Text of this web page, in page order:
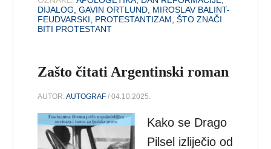
DIJALOG ,GAVIN ORTLUND MIROSLAV BALINT-
FEUDVARSKI
PROTESTANTIZAM ,ŠTO ZNAČI
BITI PROTESTANT
Zašto čitati Argentinski roman
AUTOR:AUTOGRAF / 04.10.2025.
Kako se Drago
Pilsel izliječio od